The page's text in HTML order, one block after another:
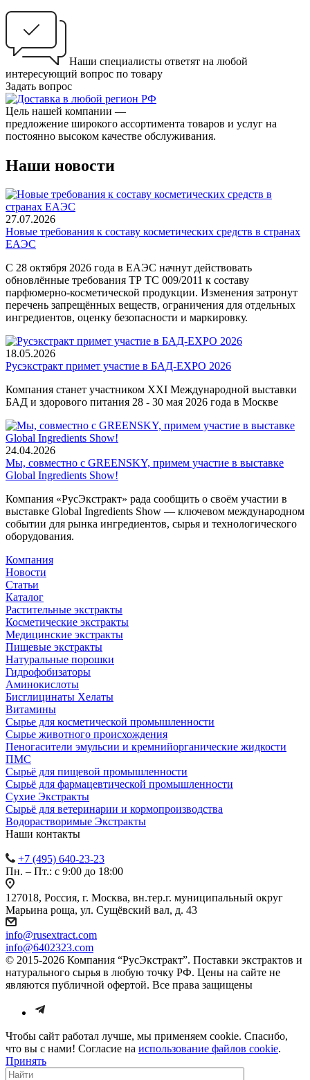
Наши специалисты ответят на любой
интересующий вопрос по товару
Задать вопрос
Цель нашей компании —
предложение широкого ассортимента товаров и услуг на
постоянно высоком качестве обслуживания.
Наши новости
27.07.2026
Новые требования к составу косметических средств в странах
ЕАЭС
С 28 октября 2026 года в ЕАЭС начнут действовать
обновлённые требования ТР ТС 009/2011 к составу
парфюмерно-косметической продукции. Изменения затронут
перечень запрещённых веществ, ограничения для отдельных
ингредиентов, оценку безопасности и маркировку.
18.05.2026
Русэкстракт примет участие в БАД-EXPO 2026
Компания станет участником XXI Международной выставки
БАД и здорового питания 28 - 30 мая 2026 года в Москве
24.04.2026
Мы, совместно с GREENSKY, примем участие в выставке
Global Ingredients Show!
Компания «РусЭкстракт» рада сообщить о своём участии в
выставке Global Ingredients Show — ключевом международном
событии для рынка ингредиентов, сырья и технологического
оборудования.
Компания
Новости
Статьи
Каталог
Растительные экстракты
Косметические экстракты
Медицинские экстракты
Пищевые экстракты
Натуральные порошки
Гидрофобизаторы
Аминокислоты
Бисглицинаты Хелаты
Витамины
Сырье для косметической промышленности
Сырье животного происхождения
Пеногасители эмульсии и кремнийорганические жидкости
ПМС
Сырьё для пищевой промышленности
Сырьё для фармацевтической промышленности
Сухие Экстракты
Сырьё для ветеринарии и кормопроизводства
Водорастворимые Экстракты
Наши контакты
+7 (495) 640-23-23
Пн. – Пт.: с 9:00 до 18:00
127018, Россия, г. Москва, вн.тер.г. муниципальный округ
Марьина роща, ул. Сущёвский вал, д. 43
info@rusextract.com
info@6402323.com
© 2015-2026 Компания “РусЭкстракт”. Поставки экстрактов и
натурального сырья в любую точку РФ. Цены на сайте не
являются публичной офертой. Все права защищены
Чтобы сайт работал лучше, мы применяем cookie. Спасибо,
что вы с нами! Согласие на использование файлов cookie.
Принять